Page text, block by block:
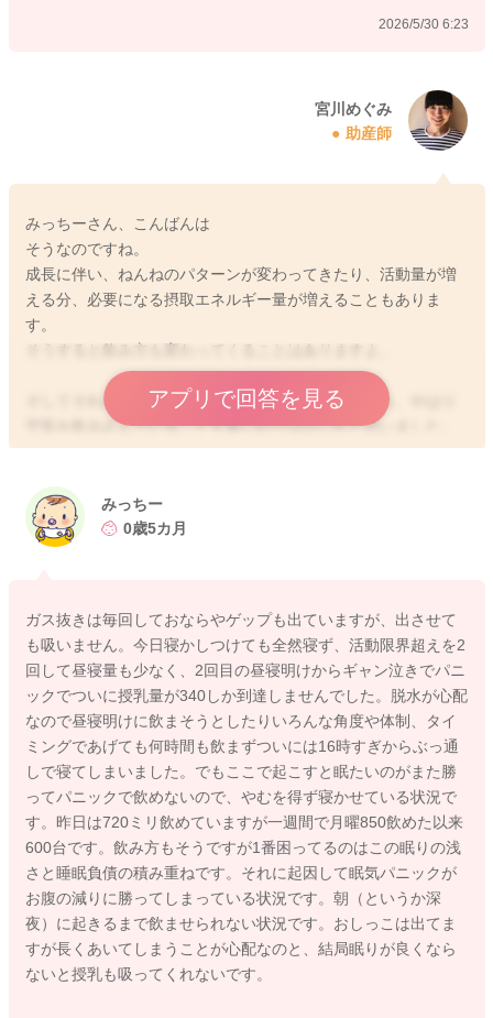
音もない、静かな空間で、少しでもゆったりとした気分でされ
また泣いていることが多くなっていることで、お腹も張ってい
て苦しくなっていることがあるかもしれません。
ましたら、綿棒浣腸をしてガス抜きをしてあげてみるのもいい
よかったら参考になさってみてください。
どうぞよろしくお願いします。
2026/5/30 6:23
宮川めぐみ
助産師
みっちーさん、こんばんは
そうなのですね。
成長に伴い、ねんねのパターンが変わってきたり、活動量が増
える分、必要になる摂取エネルギー量が増えることもありま
す。
そうすると飲み方も変わってくることはありますよ。
そしてそれだけぐずっていることも多いようでしたら、やはり
空気を飲み込んでいることも多いのではないかと思いました。
お腹にガスが溜まっていて、苦しくて、落ち着いて寝ていられ
感じました。
寝かしつけの授乳の前に、ガス抜きをしてあげてみるのはいか
ターンが変わってくれることはないかなと思いました。
よかったら参考になさってみてください。
どうぞよろしくお願いします。
アプリで回答を見る
2026/5/30 19:36
みっちー
0歳5カ月
ガス抜きは毎回しておならやゲップも出ていますが、出させて
も吸いません。今日寝かしつけても全然寝ず、活動限界超えを2
回して昼寝量も少なく、2回目の昼寝明けからギャン泣きでパニ
ックでついに授乳量が340しか到達しませんでした。脱水が心配
なので昼寝明けに飲まそうとしたりいろんな角度や体制、タイ
ミングであげても何時間も飲まずついには16時すぎからぶっ通
しで寝てしまいました。でもここで起こすと眠たいのがまた勝
ってパニックで飲めないので、やむを得ず寝かせている状況で
す。昨日は720ミリ飲めていますが一週間で月曜850飲めた以来
600台です。飲み方もそうですが1番困ってるのはこの眠りの浅
さと睡眠負債の積み重ねです。それに起因して眠気パニックが
お腹の減りに勝ってしまっている状況です。朝（というか深
夜）に起きるまで飲ませられない状況です。おしっこは出てま
すが長くあいてしまうことが心配なのと、結局眠りが良くなら
ないと授乳も吸ってくれないです。